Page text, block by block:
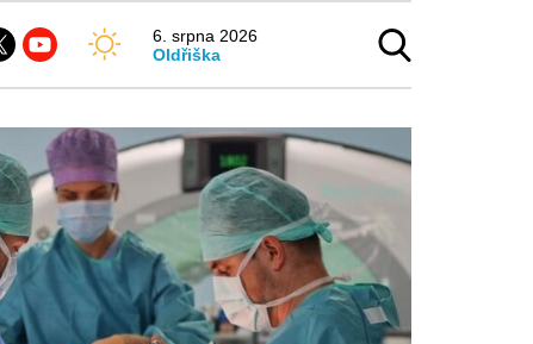
6. srpna 2026
Oldřiška